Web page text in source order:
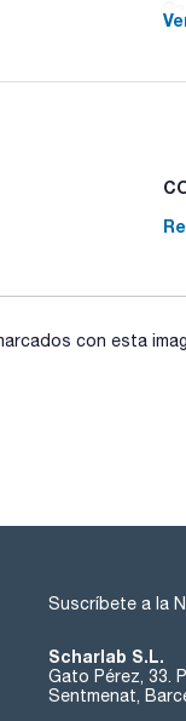
con esta
Suscríbete a la
Scharlab S.L.
Gato Pérez, 33.
Sentmenat,